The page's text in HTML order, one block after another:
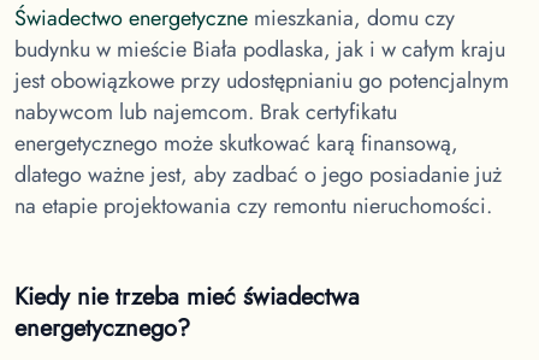
Świadectwo energetyczne mieszkania, domu czy
budynku w mieście Biała podlaska, jak i w całym kraju
jest obowiązkowe przy udostępnianiu go potencjalnym
nabywcom lub najemcom. Brak certyfikatu
energetycznego może skutkować karą finansową,
dlatego ważne jest, aby zadbać o jego posiadanie już
na etapie projektowania czy remontu nieruchomości.
Kiedy nie trzeba mieć świadectwa
energetycznego?